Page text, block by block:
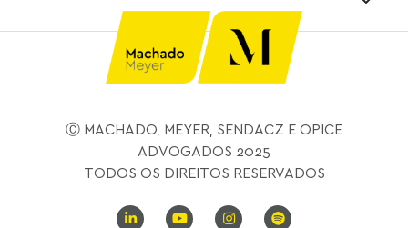
Ⓒ MACHADO, MEYER, SENDACZ E OPICE
ADVOGADOS 2025
TODOS OS DIREITOS RESERVADOS